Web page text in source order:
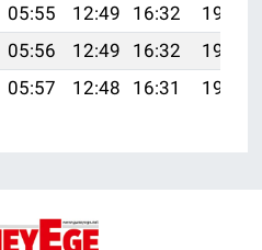
05:55 12:49 16:32
19:33
05:56 12:49 16:32
19:31
05:57 12:48 16:31 19:30